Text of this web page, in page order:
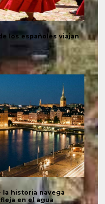
los españoles viajan
la historia navega
en el agua